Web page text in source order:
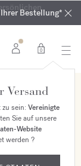
Bestellung*
bis zum
0
Versand
sein: Vereinigte
Sie auf unsere
Website
werden ?